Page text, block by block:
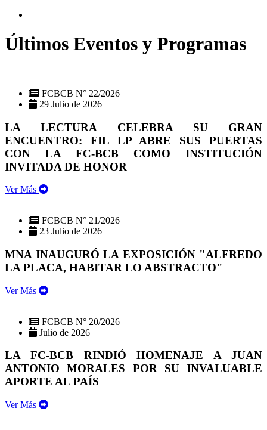
Últimos Eventos y Programas
FCBCB N° 22/2026
29 Julio de 2026
LA LECTURA CELEBRA SU GRAN
ENCUENTRO: FIL LP ABRE SUS PUERTAS
CON LA FC-BCB COMO INSTITUCIÓN
INVITADA DE HONOR
Ver Más
FCBCB N° 21/2026
23 Julio de 2026
MNA INAUGURÓ LA EXPOSICIÓN "ALFREDO
LA PLACA, HABITAR LO ABSTRACTO"
Ver Más
FCBCB N° 20/2026
Julio de 2026
LA FC-BCB RINDIÓ HOMENAJE A JUAN
ANTONIO MORALES POR SU INVALUABLE
APORTE AL PAÍS
Ver Más